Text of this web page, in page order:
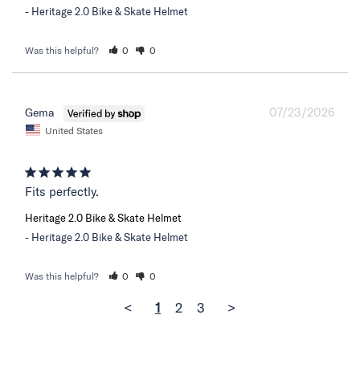
Heritage 2.0 Bike & Skate Helmet
Was this helpful? 0 0
07/23/2026
Gema
United States
Fits perfectly.
Heritage 2.0 Bike & Skate Helmet
Heritage 2.0 Bike & Skate Helmet
Was this helpful? 0 0
< 1 2 3 >